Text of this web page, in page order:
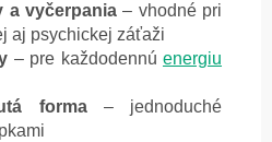
a vyčerpania – vhodné pri
aj psychickej záťaži
– pre každodennúenergiu
forma– jednoduché